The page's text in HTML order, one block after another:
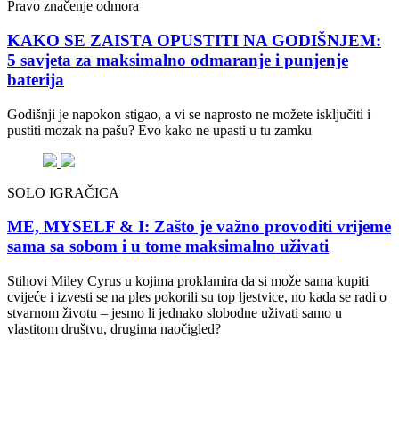
Pravo značenje odmora
KAKO SE ZAISTA OPUSTITI NA GODIŠNJEM:
5 savjeta za maksimalno odmaranje i punjenje
baterija
Godišnji je napokon stigao, a vi se naprosto ne možete isključiti i
pustiti mozak na pašu? Evo kako ne upasti u tu zamku
SOLO IGRAČICA
ME, MYSELF & I: Zašto je važno provoditi vrijeme
sama sa sobom i u tome maksimalno uživati
Stihovi Miley Cyrus u kojima proklamira da si može sama kupiti
cvijeće i izvesti se na ples pokorili su top ljestvice, no kada se radi o
stvarnom životu – jesmo li jednako slobodne uživati samo u
vlastitom društvu, drugima naočigled?